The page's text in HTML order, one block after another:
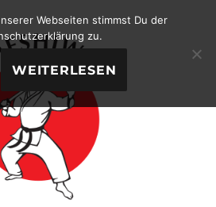
Webseiten stimmst Du der
zu.
WEITERLESEN